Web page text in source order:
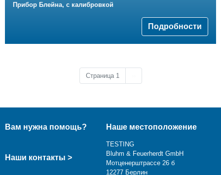
Прибор Блейна, с калибровкой
Подробности
Страница 1
Вам нужна помощь?
Наши контакты >
Наше местоположение
TESTING
Bluhm & Feuerherdt GmbH
Мотценерштрассе 26 б
12277 Берлин